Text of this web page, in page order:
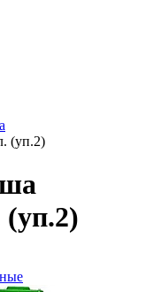
(уп.2)